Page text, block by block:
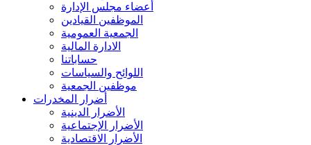
أعضاء مجلس الإدارة
الموظفين القيادين
الجمعية العمومية
الادارة المالية
حساباتنا
اللوائح والسياسات
موظفين الجمعية
أضرار المخدرات
الأضرار الدينية
الأضرار الإجتماعية
الأضرار الاقتصادية